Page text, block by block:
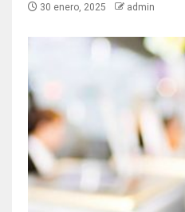
30 enero, 2025 admin